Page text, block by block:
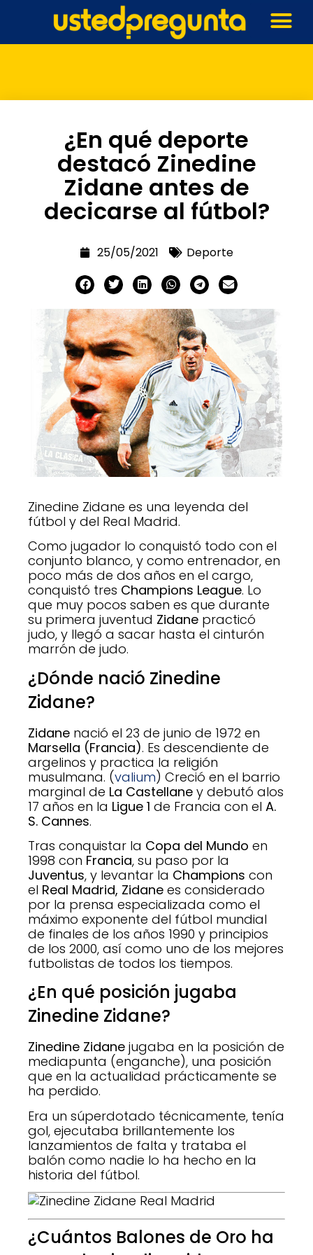
¿En qué deporte
destacó Zinedine
Zidane antes de
decicarse al fútbol?
25/05/2021 Deporte
Zinedine Zidane es una leyenda del
fútbol y del Real Madrid.
Como jugador lo conquistó todo con el
conjunto blanco, y como entrenador, en
poco más de dos años en el cargo,
conquistó tres Champions League. Lo
que muy pocos saben es que durante
su primera juventud Zidane practicó
judo, y llegó a sacar hasta el cinturón
marrón de judo.
¿Dónde nació Zinedine
Zidane?
Zidane nació el 23 de junio de 1972 en
Marsella (Francia). Es descendiente de
argelinos y practica la religión
musulmana. (valium) Creció en el barrio
marginal de La Castellane y debutó alos
17 años en la Ligue 1 de Francia con el A.
S. Cannes.
Tras conquistar la Copa del Mundo en
1998 con Francia, su paso por la
Juventus, y levantar la Champions con
el Real Madrid, Zidane es considerado
por la prensa especializada como el
máximo exponente del fútbol mundial
de finales de los años 1990 y principios
de los 2000, así como uno de los mejores
futbolistas de todos los tiempos.
¿En qué posición jugaba
Zinedine Zidane?
Zinedine Zidane jugaba en la posición de
mediapunta (enganche), una posición
que en la actualidad prácticamente se
ha perdido.
Era un súperdotado técnicamente, tenía
gol, ejecutaba brillantemente los
lanzamientos de falta y trataba el
balón como nadie lo ha hecho en la
historia del fútbol.
¿Cuántos Balones de Oro ha